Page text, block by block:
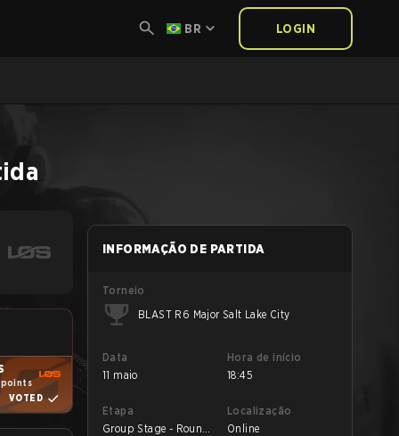
BR LOGIN
points
VOTED
INFORMAÇÃO DE PARTIDA
Torneio
BLAST R6 Major Salt Lake City
Data
11 maio
Hora de início
18:45
Etapa
Group Stage - Round
Localização
Online